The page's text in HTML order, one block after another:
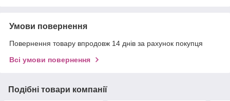
Умови повернення
Повернення товару впродовж 14 днів за рахунок покупця
Всі умови повернення
Подібні товари компанії